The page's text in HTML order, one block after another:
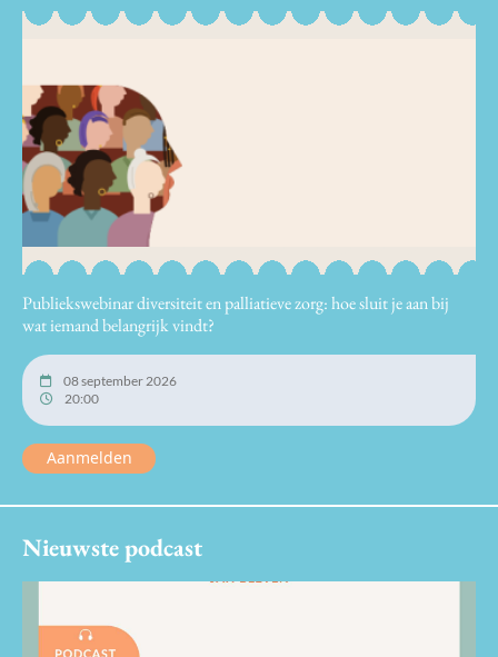
Publiekswebinar diversiteit en palliatieve zorg: hoe sluit je aan bij
wat iemand belangrijk vindt?
08 september 2026
20:00
Aanmelden
Nieuwste podcast